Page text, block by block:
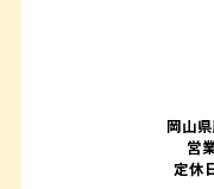
岡山
営
定休